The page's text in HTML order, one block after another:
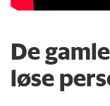
De
løse